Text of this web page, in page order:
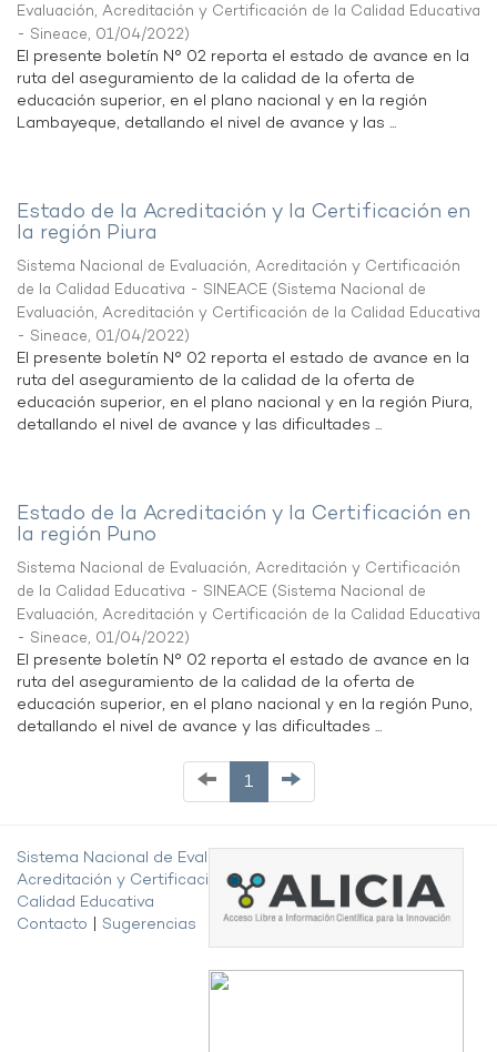
Evaluación, Acreditación y Certificación de la Calidad Educativa
- Sineace, 01/04/2022)
El presente boletín N° 02 reporta el estado de avance en la
ruta del aseguramiento de la calidad de la oferta de
educación superior, en el plano nacional y en la región
Lambayeque, detallando el nivel de avance y las ...
Estado de la Acreditación y la Certificación en
la región Piura
Sistema Nacional de Evaluación, Acreditación y Certificación
de la Calidad Educativa - SINEACE (Sistema Nacional de
Evaluación, Acreditación y Certificación de la Calidad Educativa
- Sineace, 01/04/2022)
El presente boletín N° 02 reporta el estado de avance en la
ruta del aseguramiento de la calidad de la oferta de
educación superior, en el plano nacional y en la región Piura,
detallando el nivel de avance y las dificultades ...
Estado de la Acreditación y la Certificación en
la región Puno
Sistema Nacional de Evaluación, Acreditación y Certificación
de la Calidad Educativa - SINEACE (Sistema Nacional de
Evaluación, Acreditación y Certificación de la Calidad Educativa
- Sineace, 01/04/2022)
El presente boletín N° 02 reporta el estado de avance en la
ruta del aseguramiento de la calidad de la oferta de
educación superior, en el plano nacional y en la región Puno,
detallando el nivel de avance y las dificultades ...
1
Sistema Nacional de Evaluación,
Acreditación y Certificación de la
Calidad Educativa
Contacto
Sugerencias